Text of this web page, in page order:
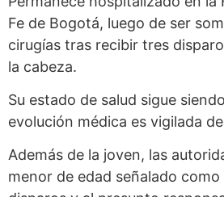
Fe de Bogotá, luego de ser
cirugías tras recibir tres
la cabeza.
Su estado de salud sigue
evolución médica es vigilada
Además de la joven, las
menor de edad señalado